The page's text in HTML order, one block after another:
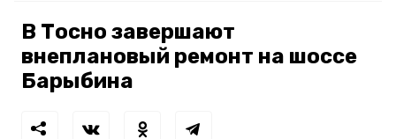
В Тосно завершают
внеплановый ремонт на шоссе
Барыбина